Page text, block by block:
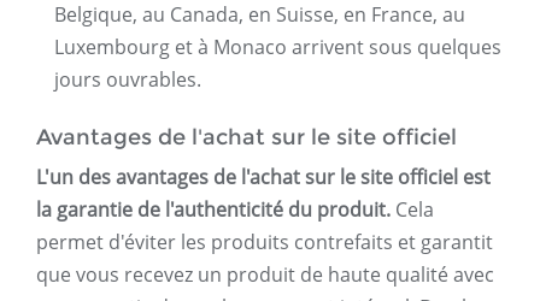
Belgique, au Canada, en Suisse, en France, au
Luxembourg et à Monaco arrivent sous quelques
jours ouvrables.
Avantages de l'achat sur le site officiel
L'un des avantages de l'achat sur le site officiel est
la garantie de l'authenticité du produit. Cela
permet d'éviter les produits contrefaits et garantit
que vous recevez un produit de haute qualité avec